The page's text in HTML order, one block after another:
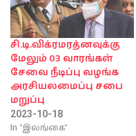
சி.டி.விக்ரமரத்னவுக்கு
மேலும் 03 வாரங்கள்
சேவை நீடிப்பு வழங்க
அரசியலமைப்பு சபை
மறுப்பு
2023-10-18
In "இலங்கை"